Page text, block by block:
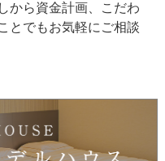
から資金計画、こだわ
とでもお気軽にご相談